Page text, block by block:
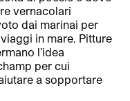
vernacolari
dai marinai per
in mare. Pitture
l’idea
per cui
a sopportare